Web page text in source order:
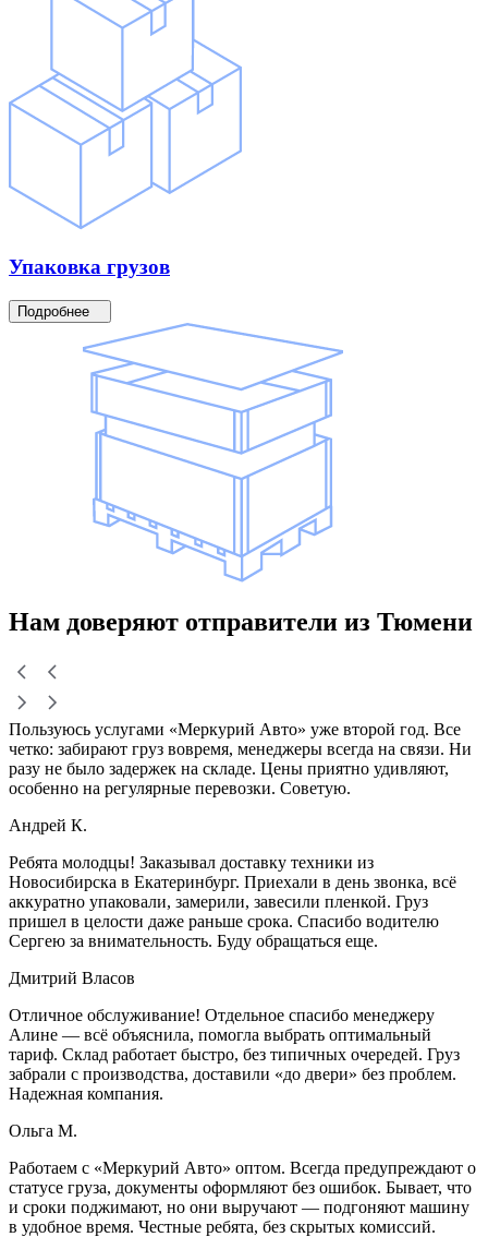
Упаковка грузов
Подробнее
Нам доверяют отправители из Тюмени
Пользуюсь услугами «Меркурий Авто» уже второй год. Все
четко: забирают груз вовремя, менеджеры всегда на связи. Ни
разу не было задержек на складе. Цены приятно удивляют,
особенно на регулярные перевозки. Советую.
Андрей К.
Ребята молодцы! Заказывал доставку техники из
Новосибирска в Екатеринбург. Приехали в день звонка, всё
аккуратно упаковали, замерили, завесили пленкой. Груз
пришел в целости даже раньше срока. Спасибо водителю
Сергею за внимательность. Буду обращаться еще.
Дмитрий Власов
Отличное обслуживание! Отдельное спасибо менеджеру
Алине — всё объяснила, помогла выбрать оптимальный
тариф. Склад работает быстро, без типичных очередей. Груз
забрали с производства, доставили «до двери» без проблем.
Надежная компания.
Ольга М.
Работаем с «Меркурий Авто» оптом. Всегда предупреждают о
статусе груза, документы оформляют без ошибок. Бывает, что
и сроки поджимают, но они выручают — подгоняют машину
в удобное время. Честные ребята, без скрытых комиссий.